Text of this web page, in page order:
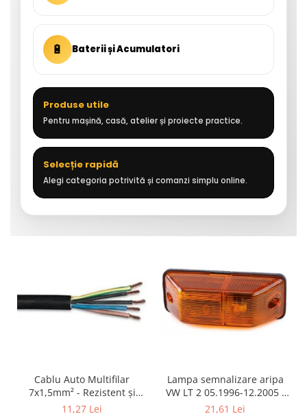
🔋 Baterii și Acumulatori
Produse utile
Pentru mașină, casă, atelier și proiecte practice.
Selecție rapidă
Alegi categoria potrivită și comanzi simplu online.
Cablu Auto Multifilar
7x1,5mm² - Rezistent și
Flexibil pentru Remorci 12V-
11,27 Lei
Lampa semnalizare aripa
VW LT 2 05.1996-12.2005 ;
Mercedes Sprinter 1995-
21,61 Lei